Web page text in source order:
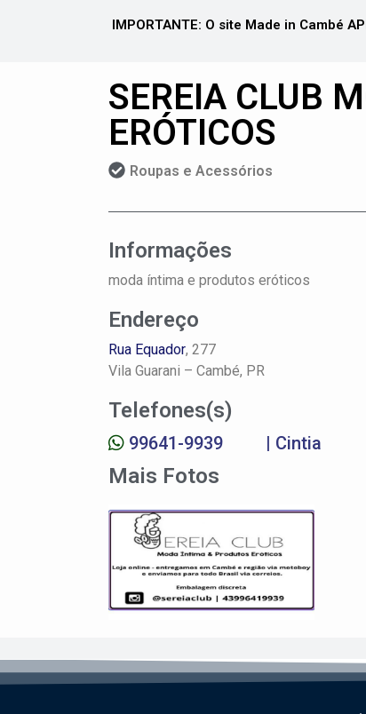
IMPORTANTE: O site Made in Cambé
SEREIA CLUB
ERÓTICOS
Roupas e Acessórios
Informações
moda íntima e produtos eróticos
Endereço
Rua Equador, 277
Vila Guarani – Cambé, PR
Telefones(s)
99641-9939 | Cintia
Mais Fotos